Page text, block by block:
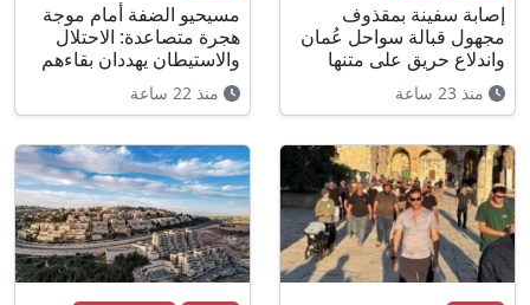
إصابة سفينة بمقذوف
مجهول قبالة سواحل عُمان
واندلاع حريق على متنها
منذ 23 ساعة
مسيحيو الضفة أمام موجة
هجرة متصاعدة: الاحتلال
والاستيطان يهددان بقاءهم
منذ 22 ساعة